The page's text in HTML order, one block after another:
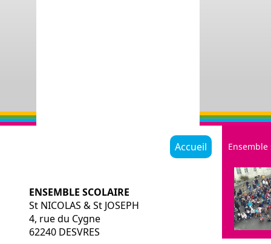
Accueil
ENSEMBLE SCOLAIRE
St NICOLAS & St JOSEPH
4, rue du Cygne
62240 DESVRES